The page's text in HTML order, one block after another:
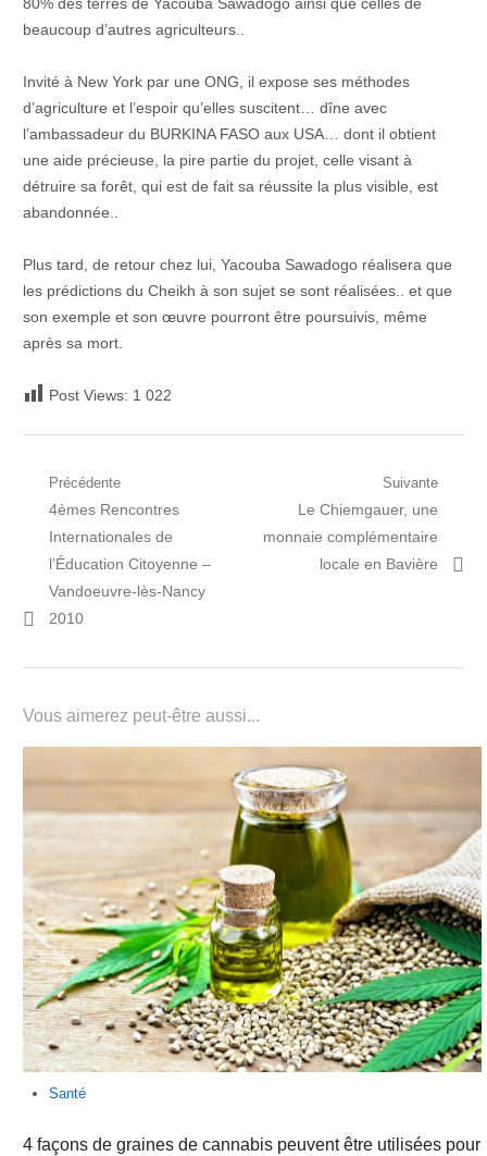
beaucoup d’autres agriculteurs..
Invité à New York par une ONG, il expose ses méthodes
d’agriculture et l’espoir qu’elles suscitent… dîne avec
l’ambassadeur du BURKINA FASO aux USA… dont il obtient
une aide précieuse, la pire partie du projet, celle visant à
détruire sa forêt, qui est de fait sa réussite la plus visible, est
abandonnée..
Plus tard, de retour chez lui, Yacouba Sawadogo réalisera que
les prédictions du Cheikh à son sujet se sont réalisées.. et que
son exemple et son œuvre pourront être poursuivis, même
après sa mort.
Post Views: 1 022
Navigation
l’article
Précédente
Post
précédent:
4èmes Rencontres
Internationales de
l’Éducation Citoyenne –
Vandoeuvre-lès-Nancy
2010
Suivante
Prochain
article:
Le Chiemgauer, une
monnaie complémentaire
locale en Bavière
Vous aimerez peut-être aussi...
Santé
4 façons de graines de cannabis peuvent être utilisées pour